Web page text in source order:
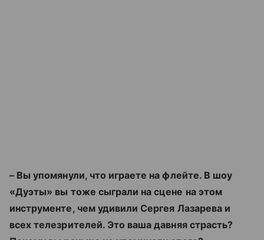
– Вы упомянули, что играете на флейте. В шоу
«Дуэты» вы тоже сыграли на сцене на этом
инструменте, чем удивили Сергея Лазарева и
всех телезрителей. Это ваша давняя страсть?